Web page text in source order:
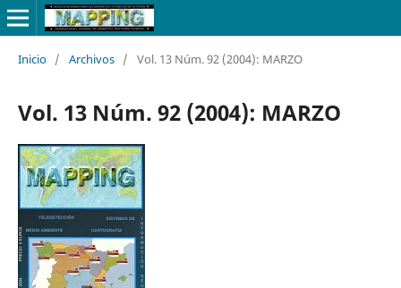
Inicio / Archivos / Vol. 13 Núm. 92 (2004): MARZO
Vol. 13 Núm. 92 (2004): MARZO